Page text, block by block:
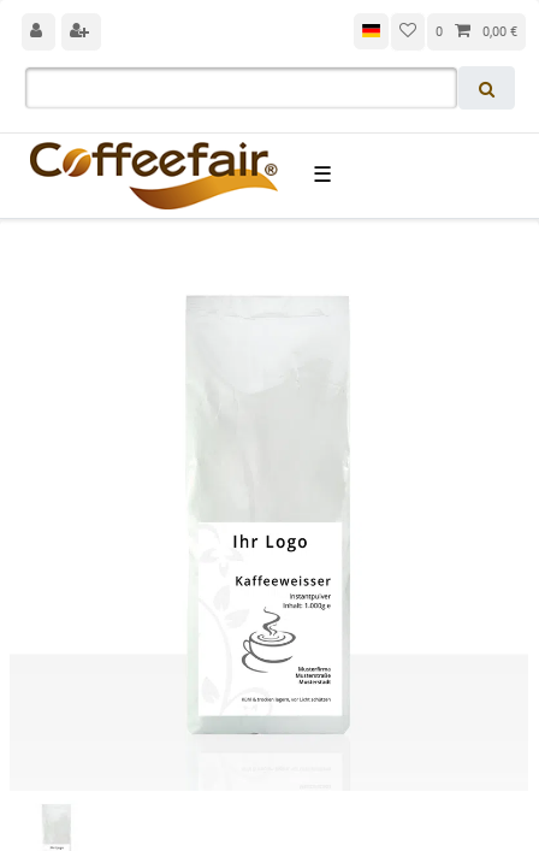
0 0,00 €
☰